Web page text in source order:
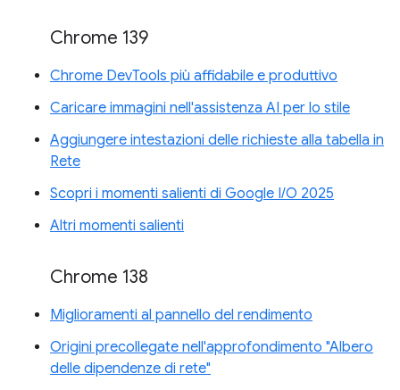
Chrome 139
Chrome DevTools più affidabile e produttivo
Caricare immagini nell'assistenza AI per lo stile
Aggiungere intestazioni delle richieste alla tabella in
Rete
Scopri i momenti salienti di Google I/O 2025
Altri momenti salienti
Chrome 138
Miglioramenti al pannello del rendimento
Origini precollegate nell'approfondimento "Albero
delle dipendenze di rete"